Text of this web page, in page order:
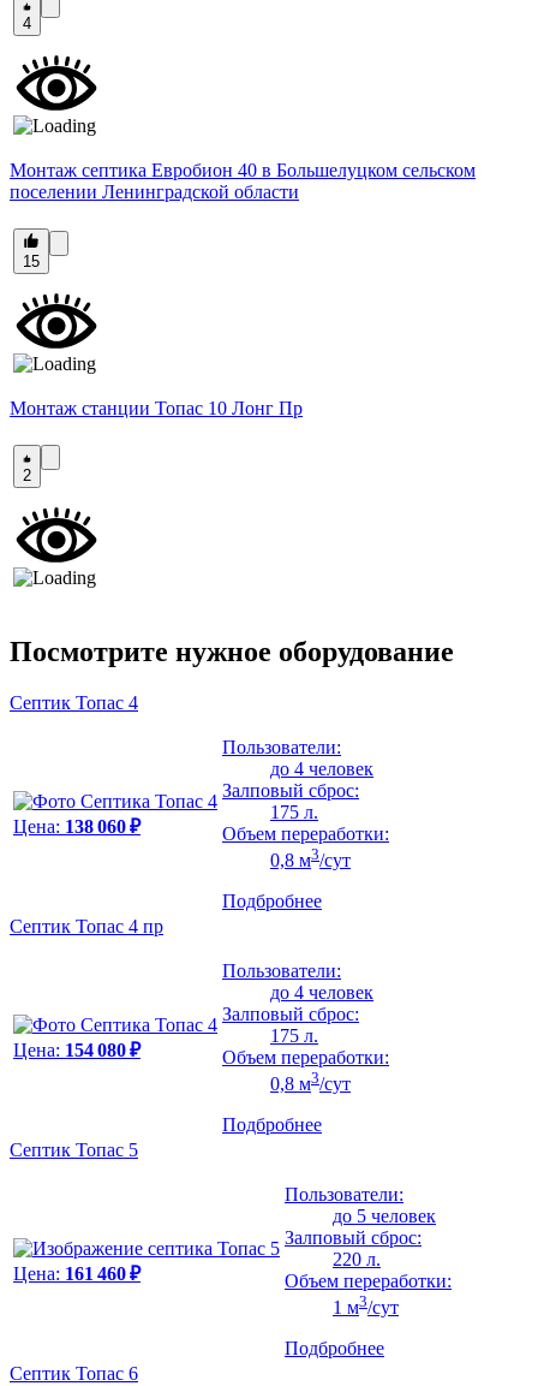
4
Монтаж септика Евробион 40 в Большелуцком сельском
поселении Ленинградской области
15
Монтаж станции Топас 10 Лонг Пр
2
Посмотрите нужное оборудование
Септик Топас 4
Цена: 138 060 ₽
Пользователи:
до 4 человек
Залповый сброс:
175 л.
Объем переработки:
0,8 м3/сут
Подбробнее
Септик Топас 4 пр
Цена: 154 080 ₽
Пользователи:
до 4 человек
Залповый сброс:
175 л.
Объем переработки:
0,8 м3/сут
Подбробнее
Септик Топас 5
Цена: 161 460 ₽
Пользователи:
до 5 человек
Залповый сброс:
220 л.
Объем переработки:
1 м3/сут
Подбробнее
Септик Топас 6